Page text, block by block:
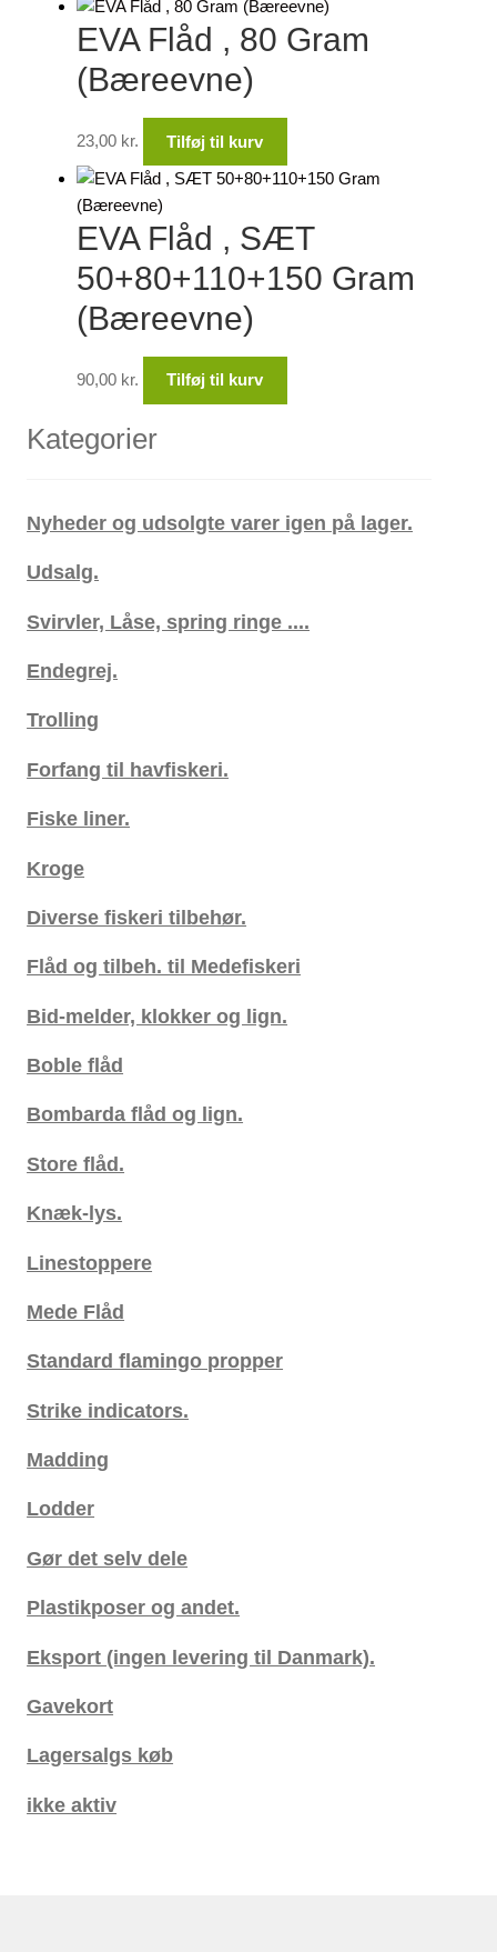
pris
var:
25,00 kr..
pris
er:
EVA Flåd , 80 Gram
(Bæreevne)
23,00 kr. Tilføj til kurv
EVA Flåd , SÆT
50+80+110+150 Gram
(Bæreevne)
90,00 kr. Tilføj til kurv
Kategorier
Nyheder og udsolgte varer igen på lager.
Udsalg.
Svirvler, Låse, spring ringe ....
Endegrej.
Trolling
Forfang til havfiskeri.
Fiske liner.
Kroge
Diverse fiskeri tilbehør.
Flåd og tilbeh. til Medefiskeri
Bid-melder, klokker og lign.
Boble flåd
Bombarda flåd og lign.
Store flåd.
Knæk-lys.
Linestoppere
Mede Flåd
Standard flamingo propper
Strike indicators.
Madding
Lodder
Gør det selv dele
Plastikposer og andet.
Eksport (ingen levering til Danmark).
Gavekort
Lagersalgs køb
ikke aktiv